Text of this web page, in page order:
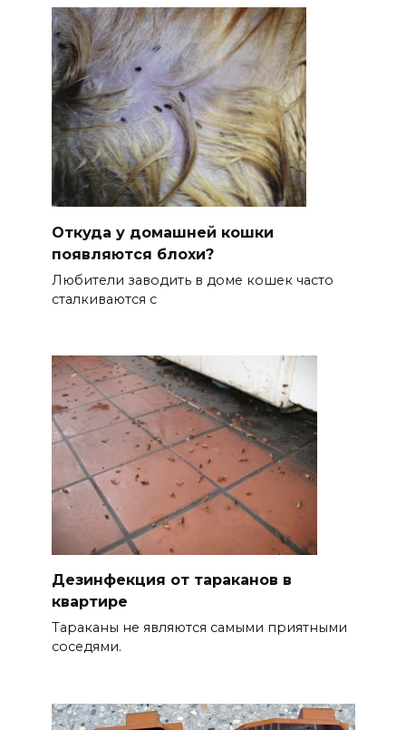
Откуда у домашней кошки
появляются блохи?
Любители заводить в доме кошек часто
сталкиваются с
Дезинфекция от тараканов в
квартире
Тараканы не являются самыми приятными
соседями.